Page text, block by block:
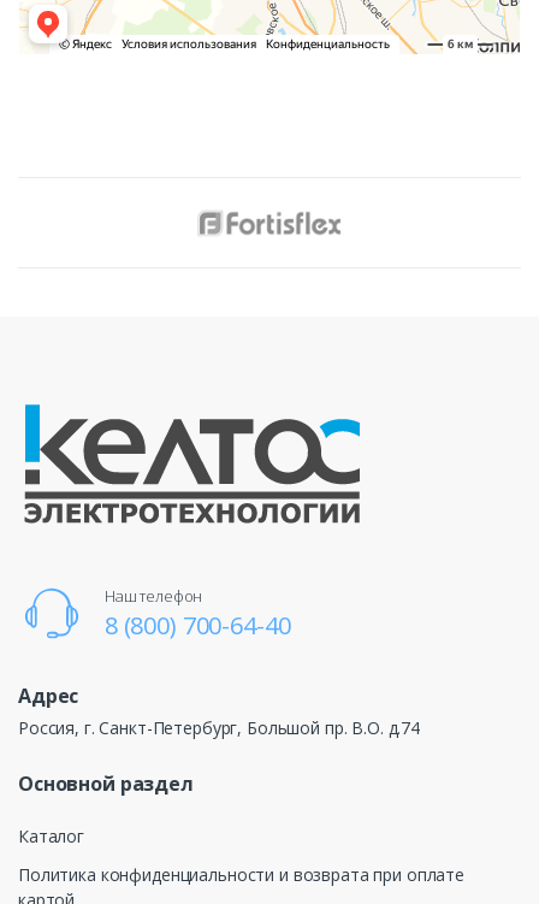
Наш телефон
8 (800) 700-64-40
Адрес
Россия, г. Санкт-Петербург, Большой пр. В.О. д.74
Основной раздел
Каталог
Политика конфиденциальности и возврата при оплате
картой